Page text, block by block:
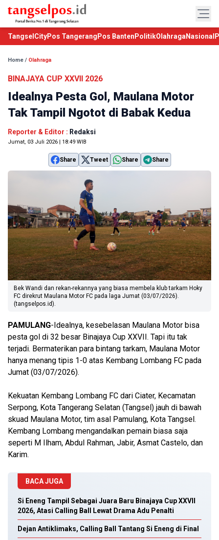
TangselCityPos Tangerang Pos Banten PolitikOlahraga Nasional
Home / Olahraga
BINAJAYA CUP XXVII 2026
Idealnya Pesta Gol, Maulana Motor
Tak Tampil Ngotot di Babak Kedua
Reporter & Editor : Redaksi
Jumat, 03 Juli 2026 | 18:49 WIB
Share Tweet Share Share
Bek Wandi dan rekan-rekannya yang biasa membela klub tarkam Hoky
FC direkrut Maulana Motor FC pada laga Jumat (03/07/2026).
(tangselpos.id).
PAMULANG-Idealnya, kesebelasan Maulana Motor bisa
pesta gol di 32 besar Binajaya Cup XXVII. Tapi itu tak
terjadi. Bermaterikan para bintang tarkam, Maulana Motor
hanya menang tipis 1-0 atas Kembang Lombang FC pada
Jumat (03/07/2026).
Kekuatan Kembang Lombang FC dari Ciater, Kecamatan
Serpong, Kota Tangerang Selatan (Tangsel) jauh di bawah
skuad Maulana Motor, tim asal Pamulang, Kota Tangsel.
Kembang Lombang mengandalkan pemain biasa saja
seperti M Ilham, Abdul Rahman, Jabir, Asmat Castelo, dan
Karim.
BACA JUGA
Si Eneng Tampil Sebagai Juara Baru Binajaya Cup XXVII
2026, Atasi Calling Ball Lewat Drama Adu Penalti
Dejan Antiklimaks, Calling Ball Tantang Si Eneng di Final